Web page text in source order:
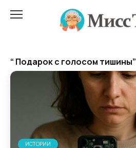
“ Подарок с голосом тишины”
ИСТОРИИ